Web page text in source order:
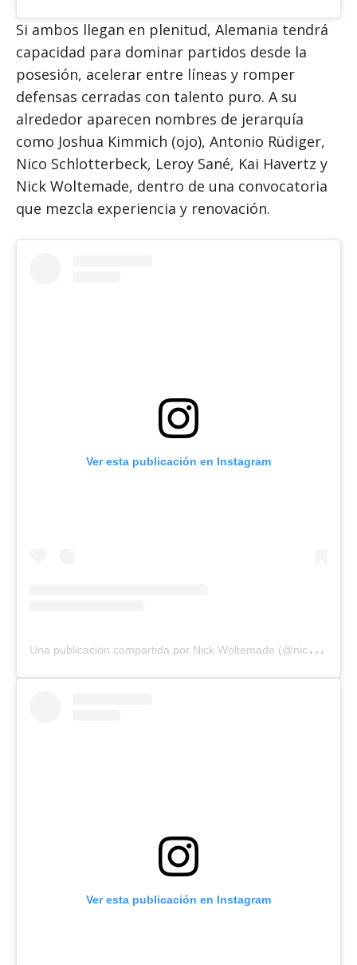
Si ambos llegan en plenitud, Alemania tendrá
capacidad para dominar partidos desde la
posesión, acelerar entre líneas y romper
defensas cerradas con talento puro. A su
alrededor aparecen nombres de jerarquía
como Joshua Kimmich (ojo), Antonio Rüdiger,
Nico Schlotterbeck, Leroy Sané, Kai Havertz y
Nick Woltemade, dentro de una convocatoria
que mezcla experiencia y renovación.
Ver esta publicación en Instagram
U
na publicación compartida por Nick Woltemade (@nickwoltemade)
Ver esta publicación en Instagram